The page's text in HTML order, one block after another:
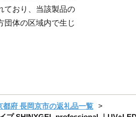
ており、当該製品の
団体の区域内で生じ
都府 長岡京市の返礼品一覧